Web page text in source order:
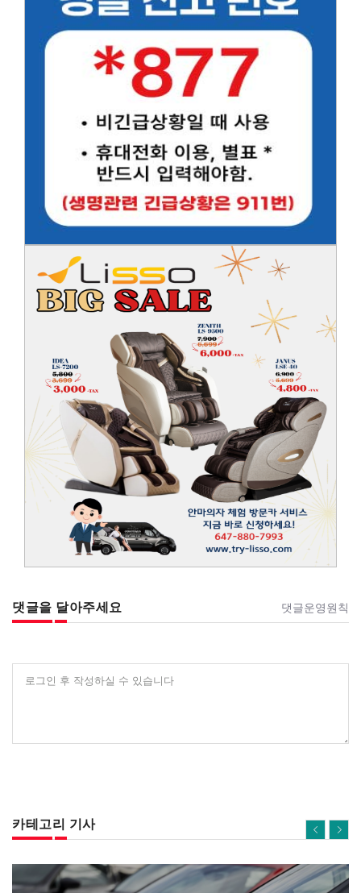
댓글을 달아주세요 댓글운영원칙
로그인 후 작성하실 수 있습니다
카테고리 기사